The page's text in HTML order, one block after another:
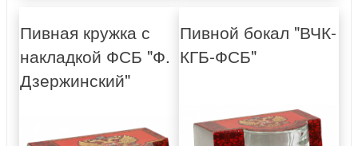
Пивная кружка с
накладкой ФСБ "Ф.
Дзержинский"
Пивной бокал "ВЧК-
КГБ-ФСБ"